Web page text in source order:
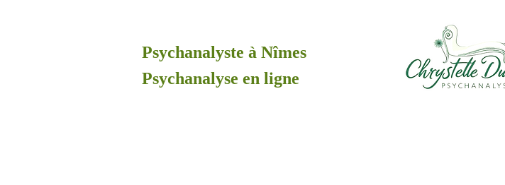
Psychanalyste à Nîmes
Psychanalyse en ligne